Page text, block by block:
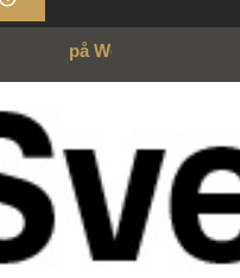
på We